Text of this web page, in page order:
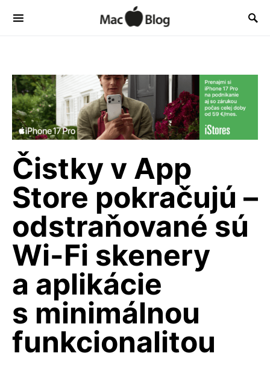
Čistky v App
Store pokračujú –
odstraňované sú
Wi-Fi skenery
a aplikácie
s minimálnou
funkcionalitou